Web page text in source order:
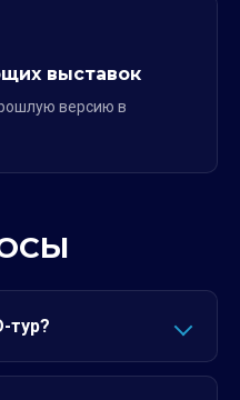
выставок
версию в
тур?